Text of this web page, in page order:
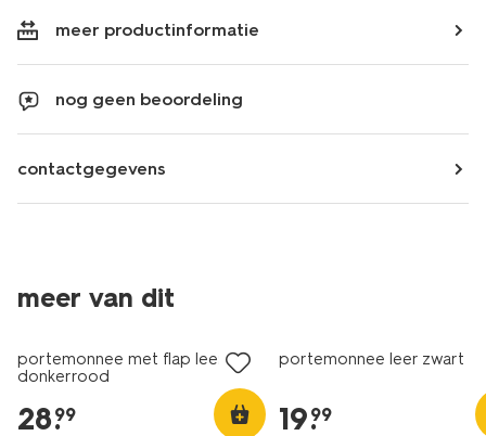
meer productinformatie
nog geen beoordeling
contactgegevens
meer van dit
portemonnee met flap leer
donkerrood
28.
99
portemonnee leer zwart
19.
99